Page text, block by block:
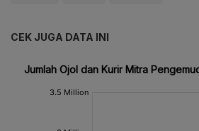
CEK JUGA DATA INI